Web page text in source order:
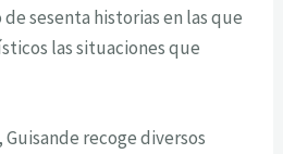
sesenta historias en las que
las situaciones que
Guisande recoge diversos